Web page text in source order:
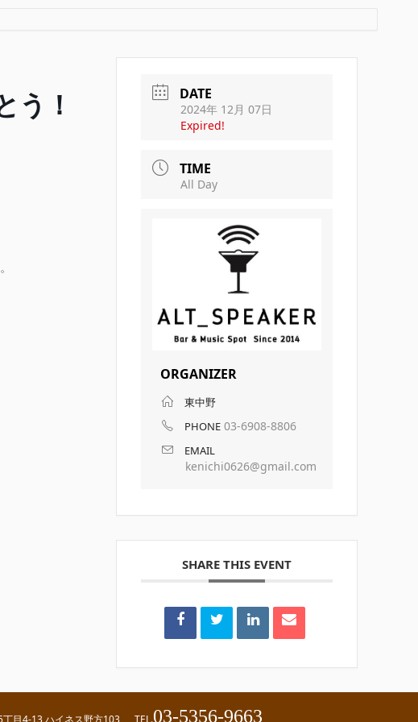
う！
DATE
2024年 12月 07日
Expired!
TIME
All Day
ORGANIZER
東中野
PHONE 03-6908-8806
EMAIL
kenichi0626@gmail.com
SHARE THIS EVENT
目4-13 ハイネス野方103 TEL.03-5356-9663